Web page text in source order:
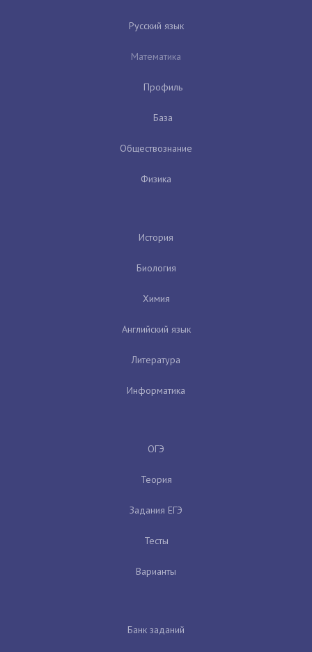
Русский язык
Математика
Профиль
База
Обществознание
Физика
История
Биология
Химия
Английский язык
Литература
Информатика
ОГЭ
Теория
Задания ЕГЭ
Тесты
Варианты
Банк заданий